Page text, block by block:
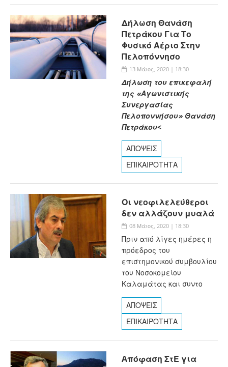
Δήλωση Θανάση
Πετράκου Για Το
Φυσικό Αέριο Στην
Πελοπόννησο
13 Μάιος, 2020 | 18:30
Δήλωση του επικεφαλή
της «Αγωνιστικής
Συνεργασίας
Πελοποννήσου» Θανάση
Πετράκου<
ΑΠΟΨΕΙΣ
ΕΠΙΚΑΙΡΟΤΗΤΑ
Οι νεοφιλελεύθεροι
δεν αλλάζουν μυαλά
08 Μάιος, 2020 | 18:30
Πριν από λίγες ημέρες η
πρόεδρος του
επιστημονικού συμβουλίου
του Νοσοκομείου
Καλαμάτας και συντο
ΑΠΟΨΕΙΣ
ΕΠΙΚΑΙΡΟΤΗΤΑ
Aπόφαση ΣτΕ για